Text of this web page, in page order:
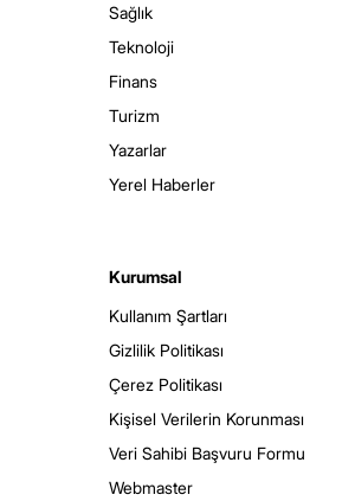
Sağlık
Teknoloji
Finans
Turizm
Yazarlar
Yerel Haberler
Kurumsal
Kullanım Şartları
Gizlilik Politikası
Çerez Politikası
Kişisel Verilerin Korunması
Veri Sahibi Başvuru Formu
Webmaster